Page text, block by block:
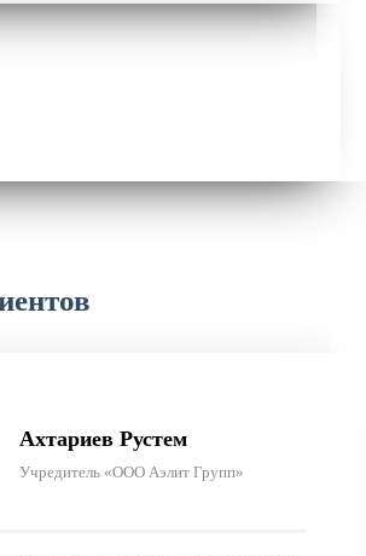
Ахтариев Рустем
Учредитель «ООО Аэлит Групп»